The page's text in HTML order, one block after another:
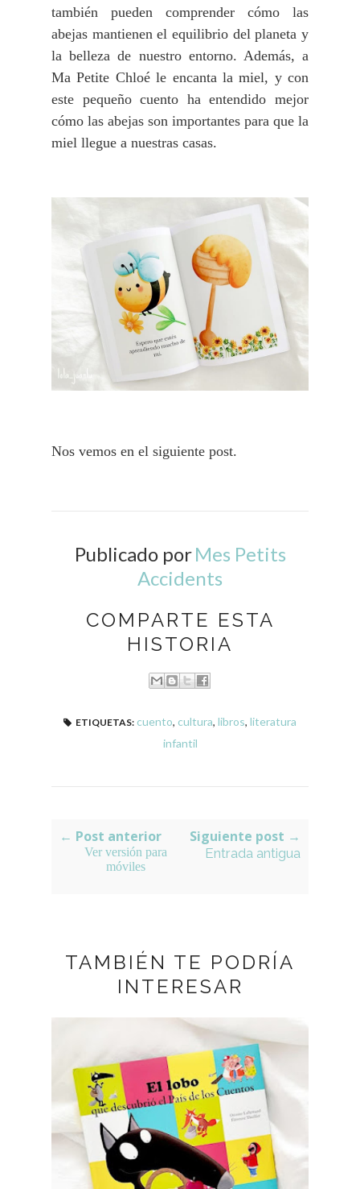
también pueden comprender cómo las
abejas mantienen el equilibrio del planeta y
la belleza de nuestro entorno. Además, a
Ma Petite Chloé le encanta la miel, y con
este pequeño cuento ha entendido mejor
cómo las abejas son importantes para que la
miel llegue a nuestras casas.
Nos vemos en el siguiente post.
Publicado porMes Petits
Accidents
COMPARTE ESTA
HISTORIA
ETIQUETAS: cuento, cultura, libros, literatura
infantil
← Post anterior Siguiente post →
Entrada antigua
Ver versión para
móviles
TAMBIÉN TE PODRÍA
INTERESAR